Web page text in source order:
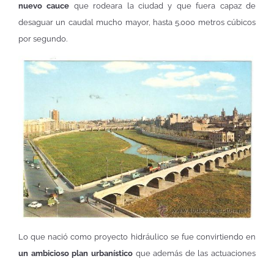
nuevo cauce que rodeara la ciudad y que fuera capaz de
desaguar un caudal mucho mayor, hasta 5.000 metros cúbicos
por segundo.
Lo que nació como proyecto hidráulico se fue convirtiendo en
un ambicioso plan urbanísticoque además de las actuaciones